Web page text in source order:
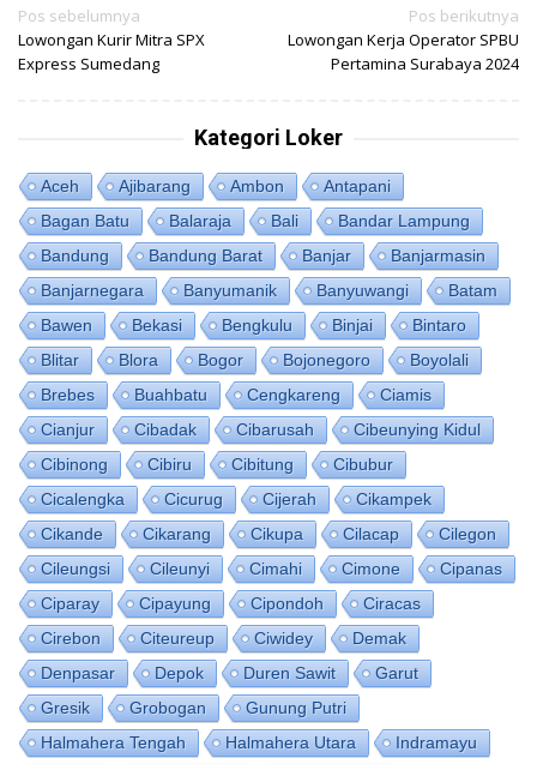
Navigasi
pos
Pos sebelumnya
Lowongan Kurir Mitra SPX
Express Sumedang
Pos berikutnya
Lowongan Kerja Operator SPBU
Pertamina Surabaya 2024
Kategori Loker
Aceh Ajibarang Ambon
Antapani
Bagan Batu
Balaraja Bali
Bandar Lampung
Bandung
Bandung Barat Banjar
Banjarmasin
Banjarnegara
Banyumanik Banyuwangi
Batam
Bawen
Bekasi Bengkulu Binjai
Bintaro
Blitar
Blora Bogor Bojonegoro
Boyolali
Brebes
Buahbatu Cengkareng
Ciamis
Cianjur
Cibadak Cibarusah
Cibeunying Kidul
Cibinong
Cibiru Cibitung
Cibubur
Cicalengka
Cicurug Cijerah
Cikampek
Cikande
Cikarang Cikupa Cilacap
Cilegon
Cileungsi
Cileunyi Cimahi Cimone
Cipanas
Ciparay
Cipayung Cipondoh
Ciracas
Cirebon
Citeureup Ciwidey
Demak
Denpasar
Depok Duren Sawit
Garut
Gresik
Grobogan
Gunung Putri
Halmahera Tengah
Halmahera Utara
Indramayu